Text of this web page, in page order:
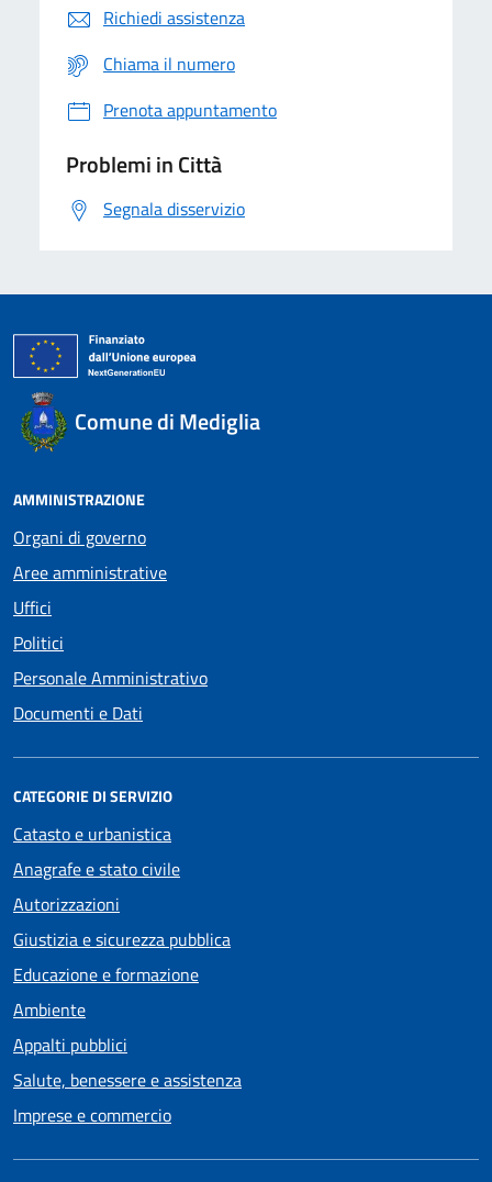
Richiedi assistenza
Chiama il numero
Prenota appuntamento
Problemi in Città
Segnala disservizio
Comune di Mediglia
AMMINISTRAZIONE
Organi di governo
Aree amministrative
Uffici
Politici
Personale Amministrativo
Documenti e Dati
CATEGORIE DI SERVIZIO
Catasto e urbanistica
Anagrafe e stato civile
Autorizzazioni
Giustizia e sicurezza pubblica
Educazione e formazione
Ambiente
Appalti pubblici
Salute, benessere e assistenza
Imprese e commercio